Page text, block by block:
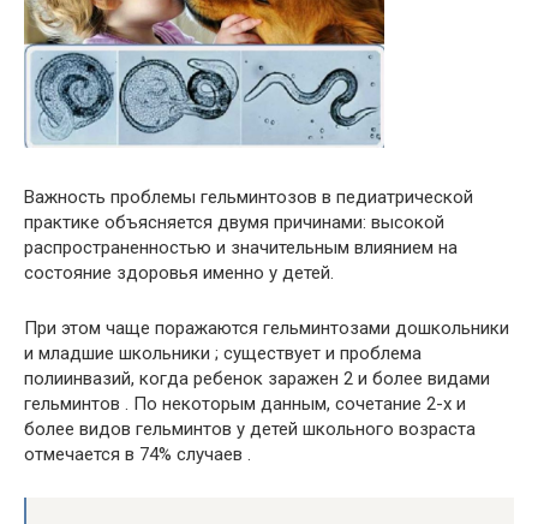
Важность проблемы гельминтозов в педиатрической
практике объясняется двумя причинами: высокой
распространенностью и значительным влиянием на
состояние здоровья именно у детей.
При этом чаще поражаются гельминтозами дошкольники
и младшие школьники ; существует и проблема
полиинвазий, когда ребенок заражен 2 и более видами
гельминтов . По некоторым данным, сочетание 2-х и
более видов гельминтов у детей школьного возраста
отмечается в 74% случаев .